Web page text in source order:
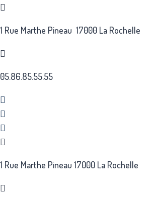
Aller
contenu
1 Rue Marthe Pineau 17000 La Rochelle
05.86.85.55.55
1 Rue Marthe Pineau 17000 La Rochelle